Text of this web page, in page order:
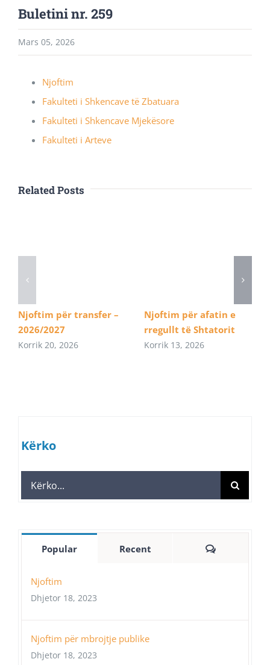
Buletini nr. 259
Mars 05, 2026
Njoftim
Fakulteti i Shkencave të Zbatuara
Fakulteti i Shkencave Mjekësore
Fakulteti i Arteve
Related Posts
Njoftim për transfer –
2026/2027
Korrik 20, 2026
Njoftim për afatin e
rregullt të Shtatorit
Korrik 13, 2026
Kërko
Search
for:
Popular Recent Comments
Njoftim
Dhjetor 18, 2023
Njoftim për mbrojtje publike
Dhjetor 18, 2023